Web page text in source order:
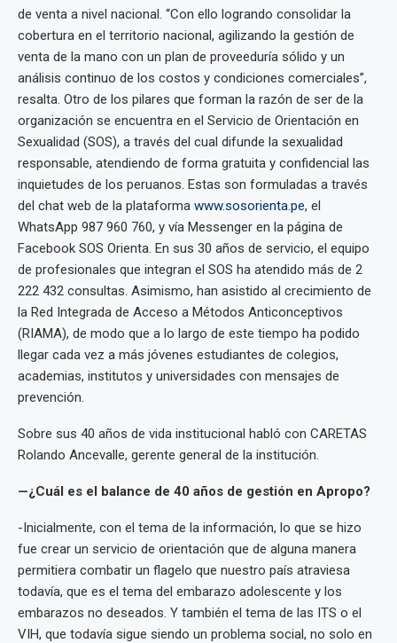
de venta a nivel nacional. “Con ello logrando consolidar la
cobertura en el territorio nacional, agilizando la gestión de
venta de la mano con un plan de proveeduría sólido y un
análisis continuo de los costos y condiciones comerciales”,
resalta. Otro de los pilares que forman la razón de ser de la
organización se encuentra en el Servicio de Orientación en
Sexualidad (SOS), a través del cual difunde la sexualidad
responsable, atendiendo de forma gratuita y confidencial las
inquietudes de los peruanos. Estas son formuladas a través
del chat web de la plataforma www.sosorienta.pe, el
WhatsApp 987 960 760, y vía Messenger en la página de
Facebook SOS Orienta. En sus 30 años de servicio, el equipo
de profesionales que integran el SOS ha atendido más de 2
222 432 consultas. Asimismo, han asistido al crecimiento de
la Red Integrada de Acceso a Métodos Anticonceptivos
(RIAMA), de modo que a lo largo de este tiempo ha podido
llegar cada vez a más jóvenes estudiantes de colegios,
academias, institutos y universidades con mensajes de
prevención.
Sobre sus 40 años de vida institucional habló con CARETAS
Rolando Ancevalle, gerente general de la institución.
—¿Cuál es el balance de 40 años de gestión en Apropo?
-Inicialmente, con el tema de la información, lo que se hizo
fue crear un servicio de orientación que de alguna manera
permitiera combatir un flagelo que nuestro país atraviesa
todavía, que es el tema del embarazo adolescente y los
embarazos no deseados. Y también el tema de las ITS o el
VIH, que todavía sigue siendo un problema social, no solo en